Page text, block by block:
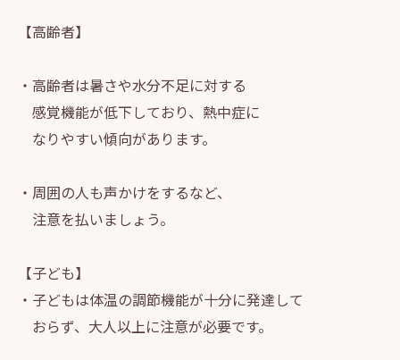
【高齢者】
・高齢者は暑さや水分不足に対する
感覚機能が低下しており、熱中症に
なりやすい傾向があります。
・周囲の人も声かけをするなど、
注意を払いましょう。
【子ども】
・子どもは体温の調節機能が十分に発達して
おらず、大人以上に注意が必要です。